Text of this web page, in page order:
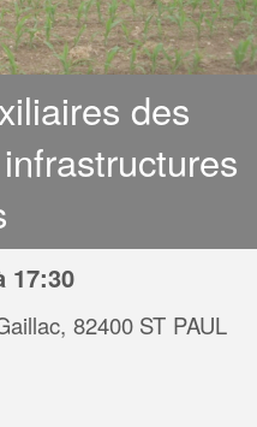
des
17:30
82400 ST PAUL